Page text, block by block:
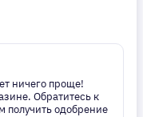
ничего проще!
Обратитесь к
одобрение